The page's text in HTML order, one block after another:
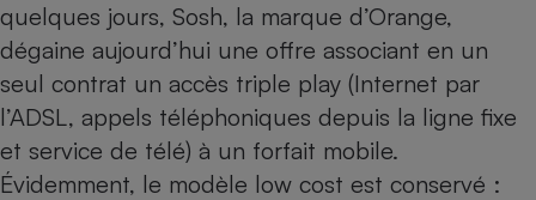
quelques jours, Sosh, la marque d’Orange,
dégaine aujourd’hui une offre associant en un
seul contrat un accès triple play (Internet par
l’ADSL, appels téléphoniques depuis la ligne fixe
et service de télé) à un forfait mobile.
Évidemment, le modèle low cost est conservé :
Complément
alimentaire
Assurance emprunteur
Gros électroménager
Petit électroménager -
Internet
Téléphonie
Mutuelle